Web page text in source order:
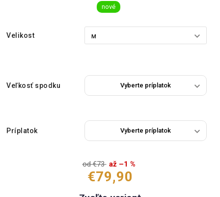
nové
Velikost
Veľkosť spodku
Príplatok
od €73 až –1 %
€79,90